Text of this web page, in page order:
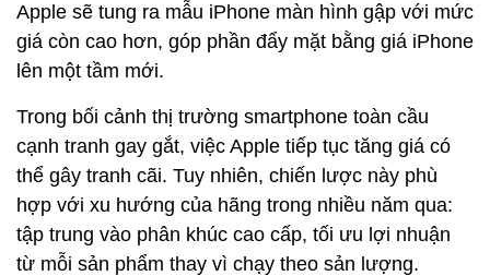
Apple sẽ tung ra mẫu iPhone màn hình gập với mức
giá còn cao hơn, góp phần đẩy mặt bằng giá iPhone
lên một tầm mới.
Trong bối cảnh thị trường smartphone toàn cầu
cạnh tranh gay gắt, việc Apple tiếp tục tăng giá có
thể gây tranh cãi. Tuy nhiên, chiến lược này phù
hợp với xu hướng của hãng trong nhiều năm qua:
tập trung vào phân khúc cao cấp, tối ưu lợi nhuận
từ mỗi sản phẩm thay vì chạy theo sản lượng.